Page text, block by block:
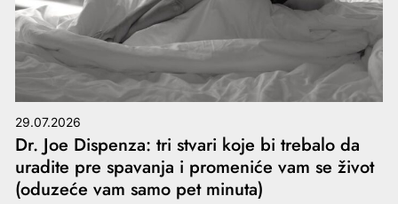
29.07.2026
Dr. Joe Dispenza: tri stvari koje bi trebalo da
uradite pre spavanja i promeniće vam se život
(oduzeće vam samo pet minuta)